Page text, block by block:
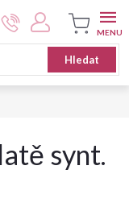
Hledat
Nákupní
košík
synt.